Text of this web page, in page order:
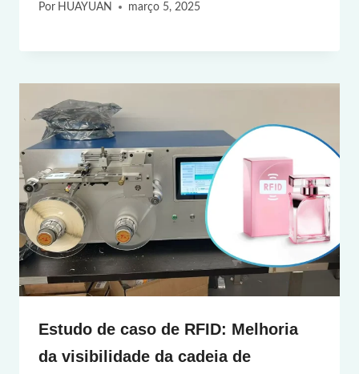
Por HUAYUAN março 5, 2025
Estudo de caso de RFID: Melhoria
da visibilidade da cadeia de